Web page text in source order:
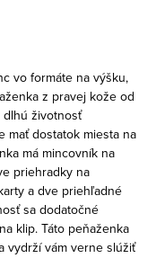
vo formáte na výšku,
z pravej kože od
dlhú životnosť
mať dostatok miesta na
má mincovník na
priehradky na
a dve priehľadné
sa dodatočné
klip. Táto peňaženka
vydrží vám verne slúžiť